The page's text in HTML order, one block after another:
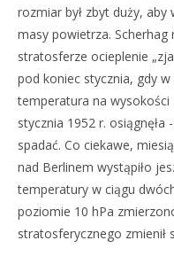
rozmiar był zbyt duży, aby
masy powietrza. Scherhag
stratosferze ocieplenie
pod koniec stycznia, gdy
temperatura na wysokości
stycznia 1952 r. osiągnęła
spadać. Co ciekawe,
nad Berlinem wystąpiło
temperatury w ciągu
poziomie 10 hPa
stratosferycznego zmienił